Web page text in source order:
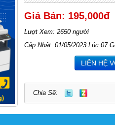
Giá Bán: 195,000đ
Lượt Xem: 2650 người
Cập Nhật: 01/05/2023 Lúc 07
LIÊN HỆ
Chia Sẽ: